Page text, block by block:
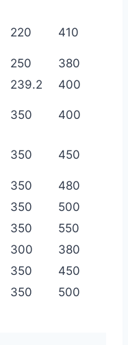
220 410
250
380
239.2
400
350 400
350 450
350
480
350
500
350
550
300
380
350
450
350 500